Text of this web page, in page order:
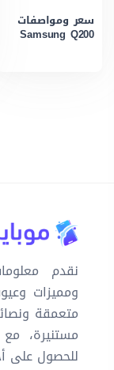
سعر ومواصفات
Samsung Q200
نقدم
ومميزات
متعمقة
مستنيرة،
للحصول على